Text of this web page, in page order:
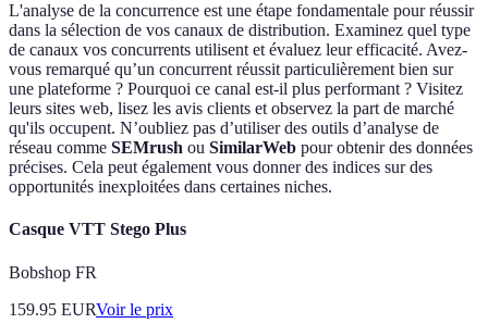
L'analyse de la concurrence est une étape fondamentale pour réussir
dans la sélection de vos canaux de distribution. Examinez quel type
de canaux vos concurrents utilisent et évaluez leur efficacité. Avez-
vous remarqué qu’un concurrent réussit particulièrement bien sur
une plateforme ? Pourquoi ce canal est-il plus performant ? Visitez
leurs sites web, lisez les avis clients et observez la part de marché
qu'ils occupent. N’oubliez pas d’utiliser des outils d’analyse de
réseau comme SEMrush ou SimilarWeb pour obtenir des données
précises. Cela peut également vous donner des indices sur des
opportunités inexploitées dans certaines niches.
Casque VTT Stego Plus
Bobshop FR
159.95 EURVoir le prix